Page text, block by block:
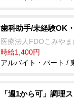
歯科助手/未経験OK
医療法人FDOこみやま
時給1,400円
アルバイト・パート /
「週1から可」調理